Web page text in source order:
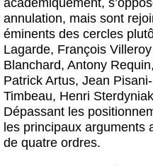
annulation, mais sont
éminents des cercles
Lagarde, François
Blanchard, Antony
Patrick Artus, Jean
Timbeau, Henri
Dépassant les
les principaux arguments
de quatre ordres.